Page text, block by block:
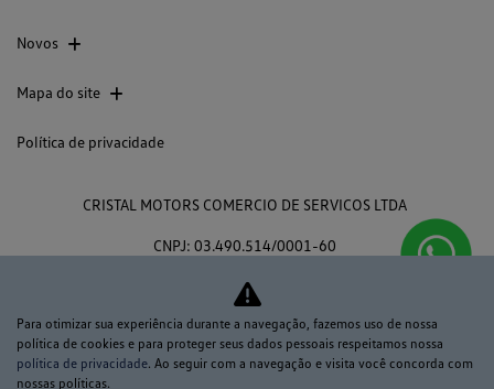
Novos
Mapa do site
Política de privacidade
CRISTAL MOTORS COMERCIO DE SERVICOS LTDA
CNPJ: 03.490.514/0001-60
No trânsito, enxergar o outro
Para otimizar sua experiência durante a navegação, fazemos uso de nossa
política de cookies e para proteger seus dados pessoais respeitamos nossa
política de privacidade. Ao seguir com a navegação e visita você concorda com
nossas políticas.